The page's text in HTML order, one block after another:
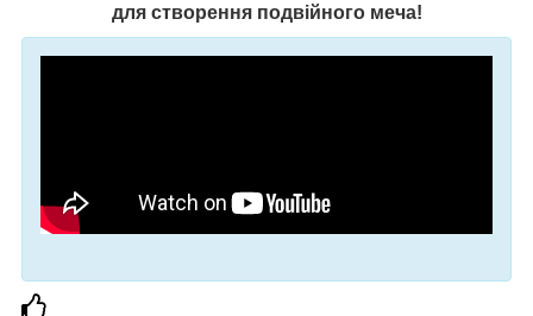
для створення подвійного меча!